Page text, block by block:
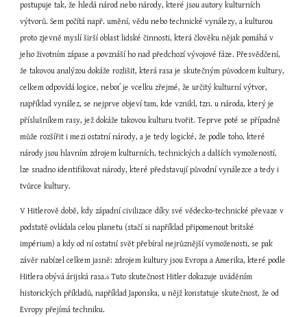
postupuje tak, že hledá národ nebo národy, které jsou autory kulturních
výtvorů. Sem počítá např. umění, vědu nebo technické vynálezy, a kulturou
proto zjevně myslí širší oblast lidské činnosti, která člověku nějak pomáhá v
jeho životním zápase a povznáší ho nad předchozí vývojové fáze. Přesvědčení,
že takovou analýzou dokáže rozlišit, která rasa je skutečným původcem kultury,
celkem odpovídá logice, neboť je vcelku zřejmé, že určitý kulturní výtvor,
například vynález, se nejprve objeví tam, kde vznikl, tzn. u národa, který je
příslušníkem rasy, jež dokáže takovou kulturu tvořit. Teprve poté se případně
může rozšířit i mezi ostatní národy, a je tedy logické, že podle toho, které
národy jsou hlavním zdrojem kulturních, technických a dalších vymožeností,
lze snadno identifikovat národy, které představují původní vynálezce a tedy i
tvůrce kultury.
V Hitlerově době, kdy západní civilizace díky své vědecko-technické převaze v
podstatě ovládala celou planetu (stačí si například připomenout britské
impérium) a kdy od ní ostatní svět přebíral nejrůznější vymoženosti, se pak
závěr nabízel celkem jasně: zdrojem kultury jsou Evropa a Amerika, které podle
Hitlera obývá árijská rasa.6 Tuto skutečnost Hitler dokazuje uváděním
historických příkladů, například Japonska, u nějž konstatuje skutečnost, že od
Evropy přejímá techniku.